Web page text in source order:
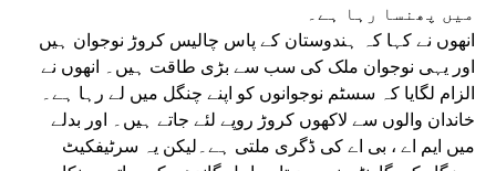
میں پھنسا رہا ہے۔
انھوں نے کہا کہ ہندوستان کے پاس چالیس کروڑ نوجوان ہیں
اور یہی نوجوان ملک کی سب سے بڑی طاقت ہیں۔ انھوں نے
الزام لگایا کہ سسٹم نوجوانوں کو اپنے چنگل میں لے رہا ہے۔
خاندان والوں سے لاکھوں کروڑ روپے لئے جاتے ہیں۔ اور بدلے
میں ایم اے ، بی اے کی ڈگری ملتی ہے۔لیکن یہ سرٹیفکیٹ